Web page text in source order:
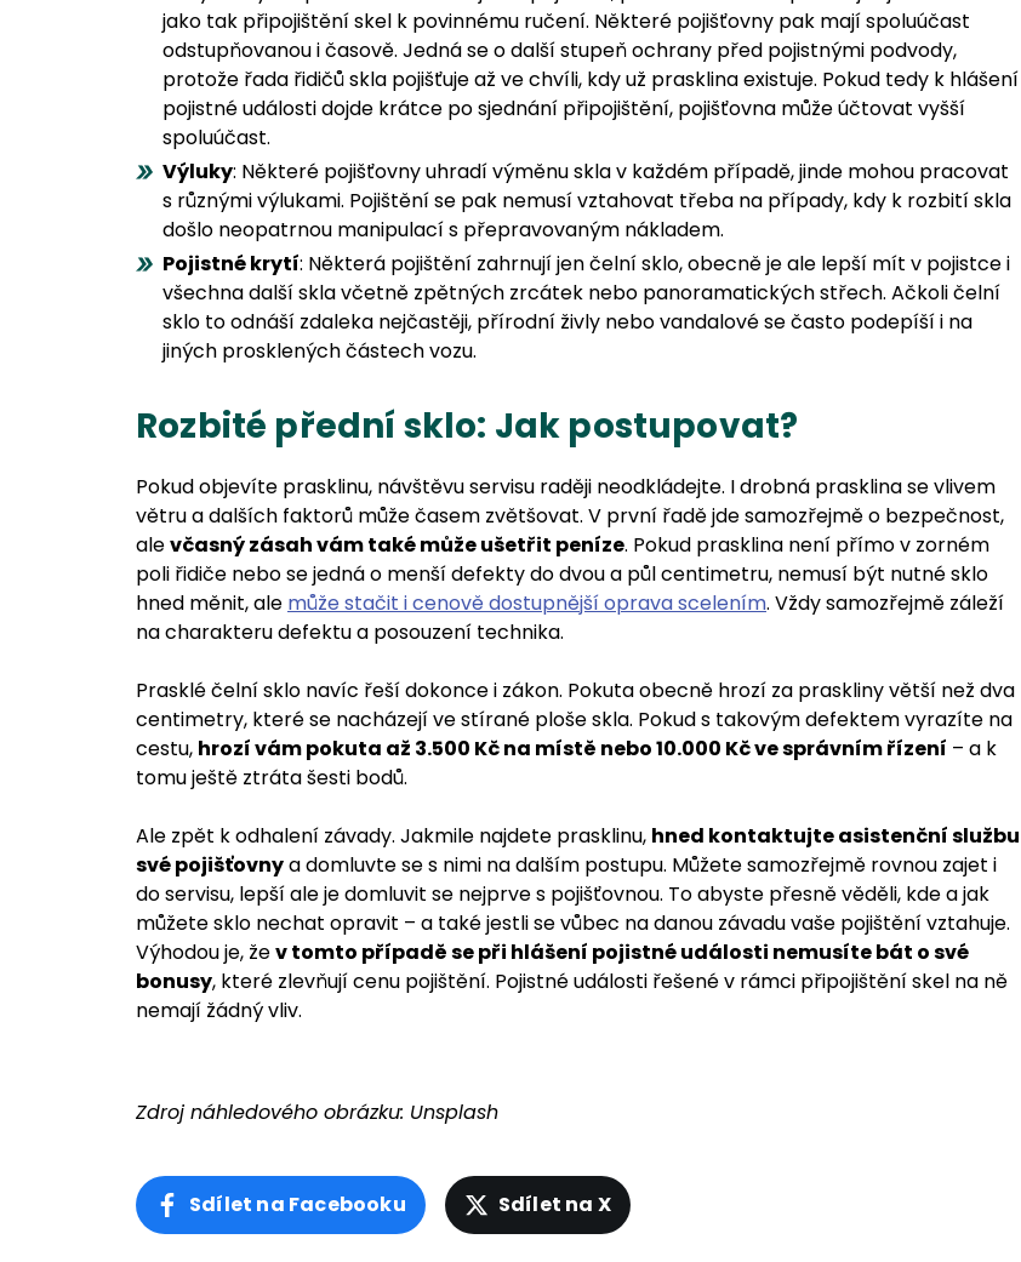
jako tak připojištění skel k povinnému ručení. Některé pojišťovny pak mají spoluúčast
odstupňovanou i časově. Jedná se o další stupeň ochrany před pojistnými podvody,
protože řada řidičů skla pojišťuje až ve chvíli, kdy už prasklina existuje. Pokud tedy k hlášení
pojistné události dojde krátce po sjednání připojištění, pojišťovna může účtovat vyšší
spoluúčast.
Výluky: Některé pojišťovny uhradí výměnu skla v každém případě, jinde mohou pracovat
s různými výlukami. Pojištění se pak nemusí vztahovat třeba na případy, kdy k rozbití skla
došlo neopatrnou manipulací s přepravovaným nákladem.
Pojistné krytí: Některá pojištění zahrnují jen čelní sklo, obecně je ale lepší mít v pojistce i
všechna další skla včetně zpětných zrcátek nebo panoramatických střech. Ačkoli čelní
sklo to odnáší zdaleka nejčastěji, přírodní živly nebo vandalové se často podepíší i na
jiných prosklených částech vozu.
Rozbité přední sklo: Jak postupovat?
Pokud objevíte prasklinu, návštěvu servisu raději neodkládejte. I drobná prasklina se vlivem
větru a dalších faktorů může časem zvětšovat. V první řadě jde samozřejmě o bezpečnost,
alevčasný zásah vám také může ušetřit peníze. Pokud prasklina není přímo v zorném
poli řidiče nebo se jedná o menší defekty do dvou a půl centimetru, nemusí být nutné sklo
hned měnit, ale může stačit i cenově dostupnější oprava scelením. Vždy samozřejmě záleží
na charakteru defektu a posouzení technika.
Prasklé čelní sklo navíc řeší dokonce i zákon. Pokuta obecně hrozí za praskliny větší než dva
centimetry, které se nacházejí ve stírané ploše skla. Pokud s takovým defektem vyrazíte na
cestu, hrozí vám pokuta až 3.500 Kč na místě nebo 10.000 Kč ve správním řízení – a k
tomu ještě ztráta šesti bodů.
Ale zpět k odhalení závady. Jakmile najdete prasklinu, hned kontaktujte asistenční službu
své pojišťovnya domluvte se s nimi na dalším postupu. Můžete samozřejmě rovnou zajet i
do servisu, lepší ale je domluvit se nejprve s pojišťovnou. To abyste přesně věděli, kde a jak
můžete sklo nechat opravit – a také jestli se vůbec na danou závadu vaše pojištění vztahuje.
Výhodou je, žev tomto případě se při hlášení pojistné události nemusíte bát o své
bonusy, které zlevňují cenu pojištění. Pojistné události řešené v rámci připojištění skel na ně
nemají žádný vliv.
Zdroj náhledového obrázku: Unsplash
Sdílet na Facebooku Sdílet na X